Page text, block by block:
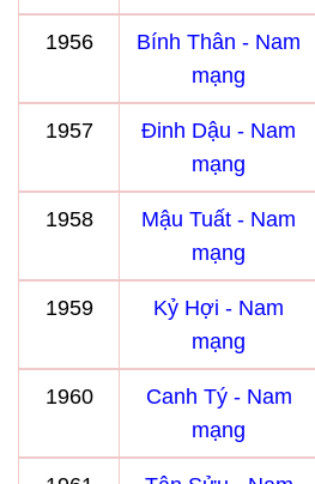
1956
Bính Thân - Nam
mạng
1957
Đinh Dậu - Nam
mạng
1958
Mậu Tuất - Nam
mạng
1959
Kỷ Hợi - Nam
mạng
1960
Canh Tý - Nam
mạng